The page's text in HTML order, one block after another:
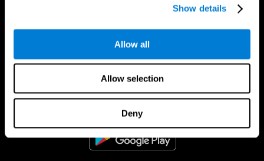
Show details
Allow all
Allow selection
Deny
CogniFit Aplicação